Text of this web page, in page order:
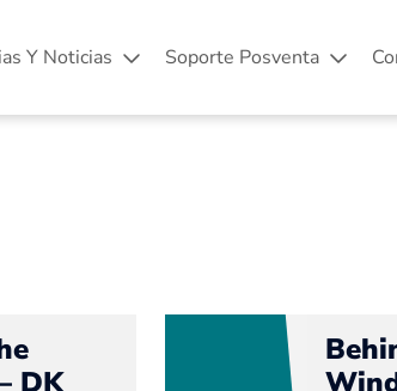
Y Noticias Soporte Posventa
DK